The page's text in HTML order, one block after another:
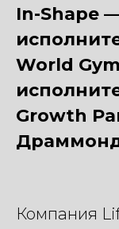
In-Shape
World
Growth
Компания